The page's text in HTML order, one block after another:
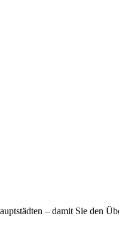
– damit Sie den